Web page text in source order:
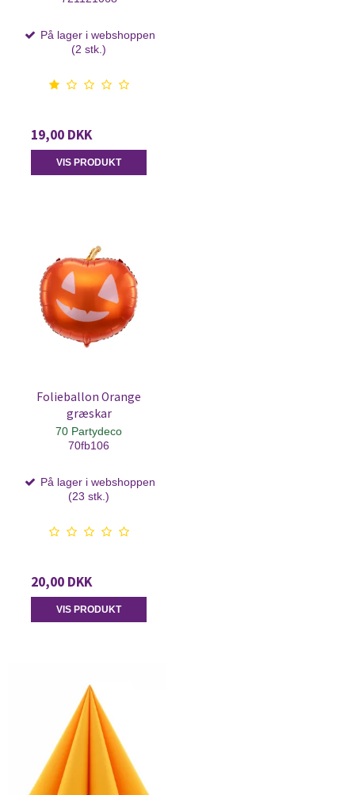
På lager i webshoppen
(2 stk.)
19,00 DKK
VIS PRODUKT
Folieballon Orange
græskar
70 Partydeco
70fb106
På lager i webshoppen
(23 stk.)
20,00 DKK
VIS PRODUKT